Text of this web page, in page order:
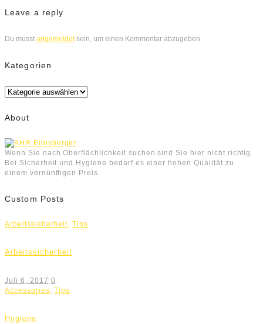
Leave a reply
Du musst angemeldetsein, um einen Kommentar abzugeben.
Kategorien
Kategorien
About
Wenn Sie nach Oberflächlichkeit suchen sind Sie hier nicht richtig.
Bei Sicherheit und Hygiene bedarf es einer hohen Qualität zu
einem vernünftigen Preis.
Custom Posts
Arbeitssicherheit,Tips
Arbeitssicherheit
Juli 6, 2017 0
Accessories ,Tips
Hygiene